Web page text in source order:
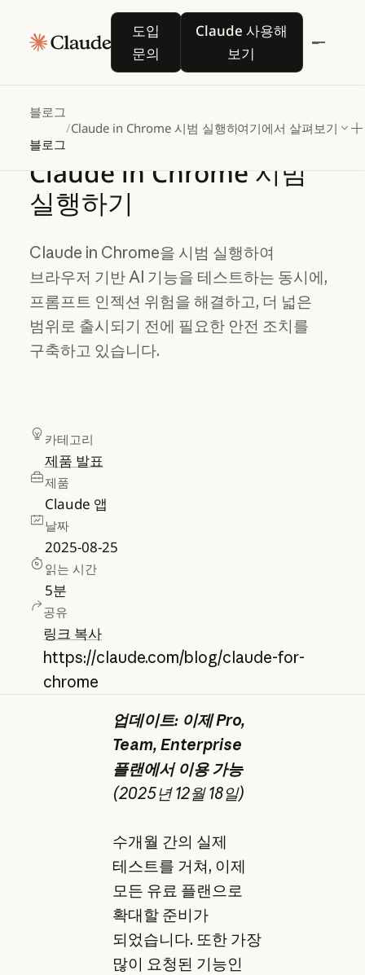
도입
문의
도입 문의
Claude 사용해
보기
Claude 사용해 보기
블로그
블로그
/Claude in Chrome 시범 실행하기여기에서 살펴보기
ClaudeinChrome시범
실행하기
Claude in Chrome을 시범 실행하여
브라우저 기반 AI 기능을 테스트하는 동시에,
프롬프트 인젝션 위험을 해결하고, 더 넓은
범위로 출시되기 전에 필요한 안전 조치를
구축하고 있습니다.
카테고리
제품 발표
제품
Claude 앱
날짜
2025-08-25
읽는 시간
5분
공유
링크 복사
https://claude.com/blog/claude-for-
chrome
업데이트: 이제 Pro,
Team, Enterprise
플랜에서 이용 가능
(2025년 12월 18일)
수개월 간의 실제
테스트를 거쳐, 이제
모든 유료 플랜으로
확대할 준비가
되었습니다. 또한 가장
많이 요청된 기능인